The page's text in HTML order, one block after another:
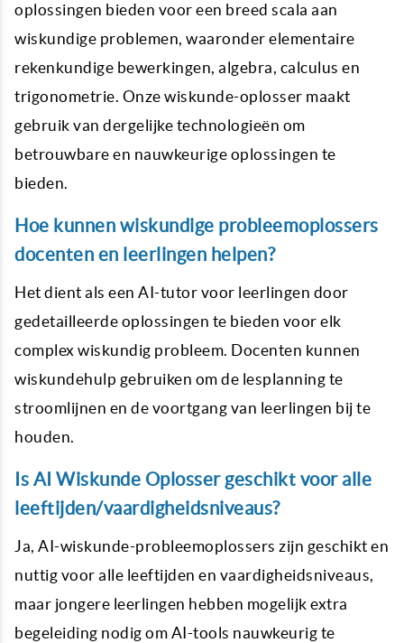
oplossingen bieden voor een breed scala aan
wiskundige problemen, waaronder elementaire
rekenkundige bewerkingen, algebra, calculus en
trigonometrie. Onze wiskunde-oplosser maakt
gebruik van dergelijke technologieën om
betrouwbare en nauwkeurige oplossingen te
bieden.
Hoe kunnen wiskundige probleemoplossers
docenten en leerlingen helpen?
Het dient als een AI-tutor voor leerlingen door
gedetailleerde oplossingen te bieden voor elk
complex wiskundig probleem. Docenten kunnen
wiskundehulp gebruiken om de lesplanning te
stroomlijnen en de voortgang van leerlingen bij te
houden.
Is AI Wiskunde Oplosser geschikt voor alle
leeftijden/vaardigheidsniveaus?
Ja, AI-wiskunde-probleemoplossers zijn geschikt en
nuttig voor alle leeftijden en vaardigheidsniveaus,
maar jongere leerlingen hebben mogelijk extra
begeleiding nodig om AI-tools nauwkeurig te